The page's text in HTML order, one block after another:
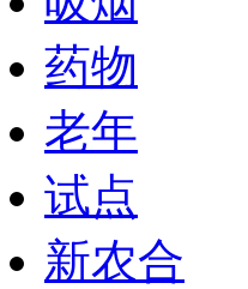
药物
老年
试点
新农合